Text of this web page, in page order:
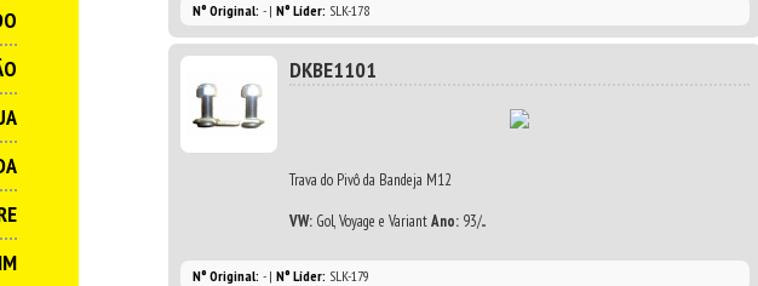
N° Original: - | N° Líder: SLK-178
DKBE1101
Trava do Pivô da Bandeja M12
VW: Gol, Voyage e VariantAno: 93/...
N° Original: - | N° Líder: SLK-179